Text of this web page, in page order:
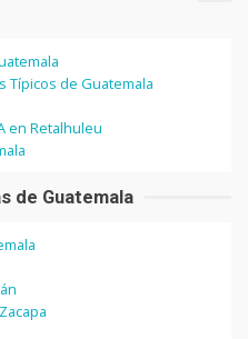
Típicos de Guatemala
en Retalhuleu
de Guatemala